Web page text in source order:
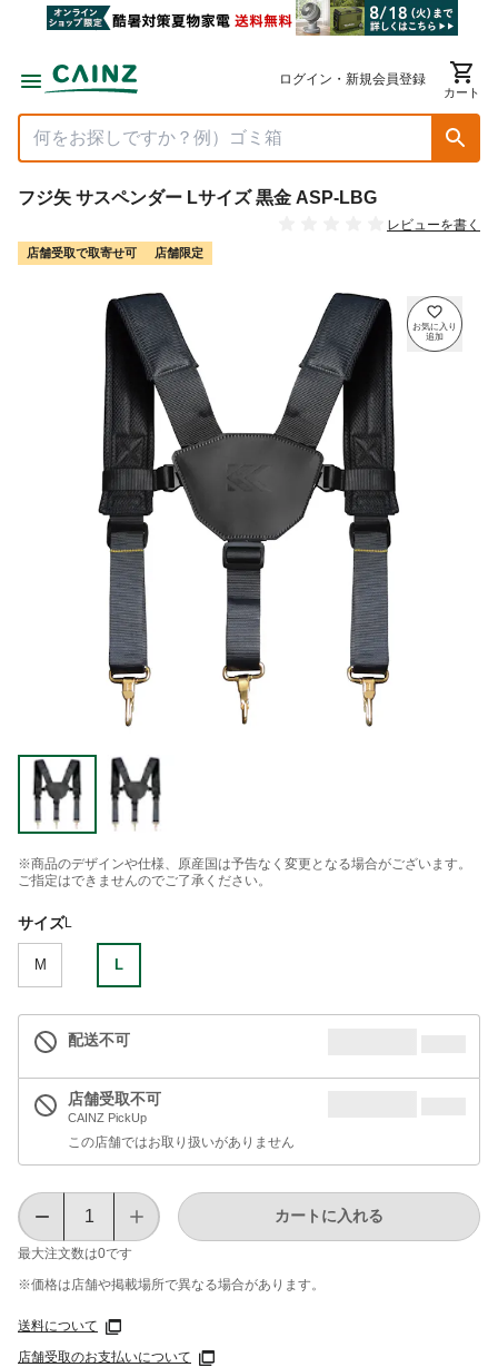
ログイン・新規会員登録
カート
フジ矢 サスペンダー Lサイズ 黒金 ASP-LBG
レビューを書く
店舗受取で取寄せ可 店舗限定
※商品のデザインや仕様、原産国は予告なく変更となる場合がございます。
ご指定はできませんのでご了承ください。
サイズL
M L
配送不可
店舗受取不可
CAINZ PickUp
この店舗ではお取り扱いがありません
最大注文数は0です
カートに入れる
※価格は​店舗や​掲載場所で​異なる​場合が​あります。
送料について
店舗受取のお支払いについて